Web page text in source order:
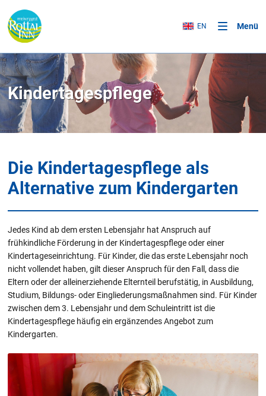
EN Menü
Kindertagespflege
Die Kindertagespflege als
Alternative zum Kindergarten
Jedes Kind ab dem ersten Lebensjahr hat Anspruch auf
frühkindliche Förderung in der Kindertagespflege oder einer
Kindertageseinrichtung. Für Kinder, die das erste Lebensjahr noch
nicht vollendet haben, gilt dieser Anspruch für den Fall, dass die
Eltern oder der alleinerziehende Elternteil berufstätig, in Ausbildung,
Studium, Bildungs- oder Eingliederungsmaßnahmen sind. Für Kinder
zwischen dem 3. Lebensjahr und dem Schuleintritt ist die
Kindertagespflege häufig ein ergänzendes Angebot zum
Kindergarten.